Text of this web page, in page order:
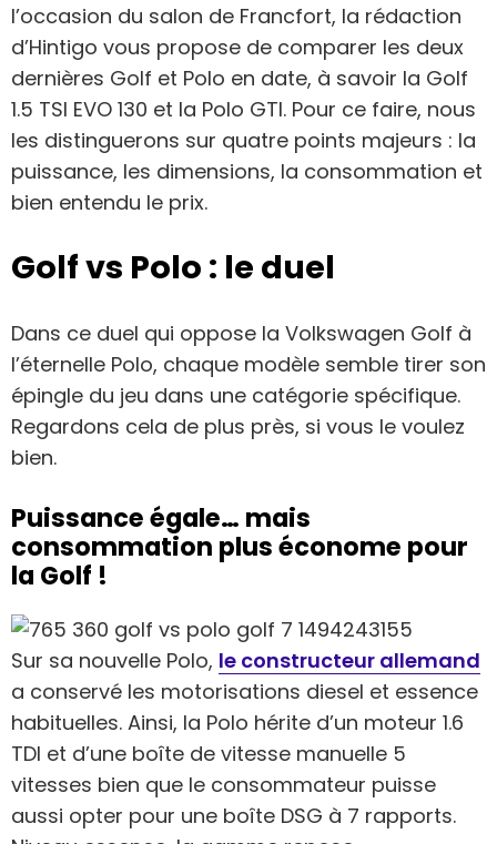
l’occasion du salon de Francfort, la rédaction
d’Hintigo vous propose de comparer les deux
dernières Golf et Polo en date, à savoir la Golf
1.5 TSI EVO 130 et la Polo GTI. Pour ce faire, nous
les distinguerons sur quatre points majeurs : la
puissance, les dimensions, la consommation et
bien entendu le prix.
Golf vs Polo : le duel
Dans ce duel qui oppose la Volkswagen Golf à
l’éternelle Polo, chaque modèle semble tirer son
épingle du jeu dans une catégorie spécifique.
Regardons cela de plus près, si vous le voulez
bien.
Puissance égale… mais
consommation plus économe pour
la Golf !
Sur sa nouvelle Polo, le constructeur allemand
a conservé les motorisations diesel et essence
habituelles. Ainsi, la Polo hérite d’un moteur 1.6
TDI et d’une boîte de vitesse manuelle 5
vitesses bien que le consommateur puisse
aussi opter pour une boîte DSG à 7 rapports.